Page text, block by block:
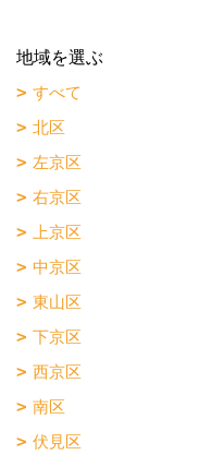
地域を選ぶ
すべて
北区
左京区
右京区
上京区
中京区
東山区
下京区
西京区
南区
伏見区